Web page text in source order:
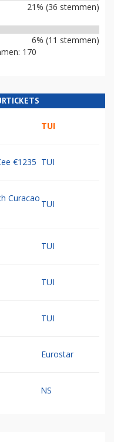
21% (36 stemmen)
6% (11 stemmen)
170
TUI
€1235 TUI
Curacao
TUI
TUI
TUI
TUI
Eurostar
NS